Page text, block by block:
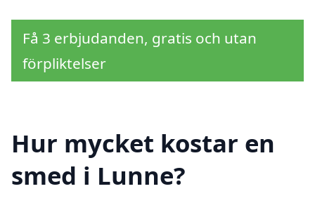
Få 3 erbjudanden, gratis och utan
förpliktelser
Hur mycket kostar en
smed i Lunne?